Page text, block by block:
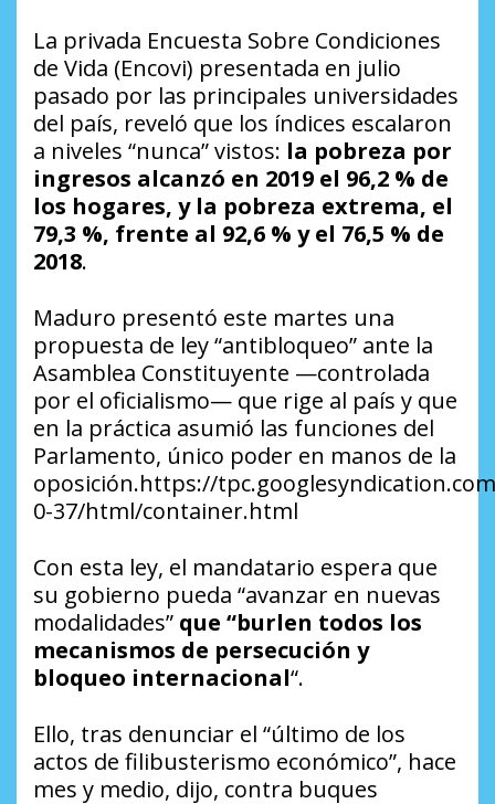
La privada Encuesta Sobre Condiciones
de Vida (Encovi) presentada en julio
pasado por las principales universidades
del país, reveló que los índices escalaron
a niveles “nunca” vistos: la pobreza por
ingresos alcanzó en 2019 el 96,2 % de
los hogares, y la pobreza extrema, el
79,3 %, frente al 92,6 % y el 76,5 % de
2018.
Maduro presentó este martes una
propuesta de ley “antibloqueo” ante la
Asamblea Constituyente —controlada
por el oficialismo— que rige al país y que
en la práctica asumió las funciones del
Parlamento, único poder en manos de la
oposición.https://
0-37/html/container.html
Con esta ley, el mandatario espera que
su gobierno pueda “avanzar en nuevas
modalidades” que “burlen todos los
mecanismos de persecución y
bloqueo internacional“.
Ello, tras denunciar el “último de los
actos de filibusterismo económico”, hace
mes y medio, dijo, contra buques